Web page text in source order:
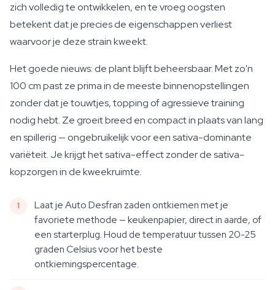
zich volledig te ontwikkelen, en te vroeg oogsten
betekent dat je precies de eigenschappen verliest
waarvoor je deze strain kweekt.
Het goede nieuws: de plant blijft beheersbaar. Met zo'n
100 cm past ze prima in de meeste binnenopstellingen
zonder dat je touwtjes, topping of agressieve training
nodig hebt. Ze groeit breed en compact in plaats van lang
en spillerig — ongebruikelijk voor een sativa-dominante
variëteit. Je krijgt het sativa-effect zonder de sativa-
kopzorgen in de kweekruimte.
Laat je Auto Desfran zaden ontkiemen met je
favoriete methode — keukenpapier, direct in aarde, of
een starterplug. Houd de temperatuur tussen 20-25
graden Celsius voor het beste
ontkiemingspercentage.